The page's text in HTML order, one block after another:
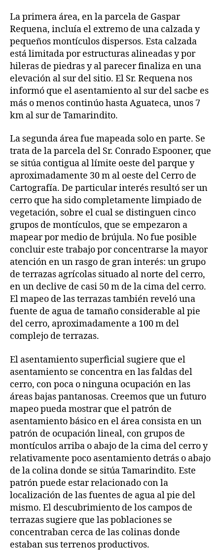
La primera área, en la parcela de Gaspar
Requena, incluía el extremo de una calzada y
pequeños montículos dispersos. Esta calzada
está limitada por estructuras alineadas y por
hileras de piedras y al parecer finaliza en una
elevación al sur del sitio. El Sr. Requena nos
informó que el asentamiento al sur del sacbe es
más o menos continúo hasta Aguateca, unos 7
km al sur de Tamarindito.
La segunda área fue mapeada solo en parte. Se
trata de la parcela del Sr. Conrado Espooner, que
se sitúa contigua al límite oeste del parque y
aproximadamente 30 m al oeste del Cerro de
Cartografía. De particular interés resultó ser un
cerro que ha sido completamente limpiado de
vegetación, sobre el cual se distinguen cinco
grupos de montículos, que se empezaron a
mapear por medio de brújula. No fue posible
concluir este trabajo por concentrarse la mayor
atención en un rasgo de gran interés: un grupo
de terrazas agrícolas situado al norte del cerro,
en un declive de casi 50 m de la cima del cerro.
El mapeo de las terrazas también reveló una
fuente de agua de tamaño considerable al pie
del cerro, aproximadamente a 100 m del
complejo de terrazas.
El asentamiento superficial sugiere que el
asentamiento se concentra en las faldas del
cerro, con poca o ninguna ocupación en las
áreas bajas pantanosas. Creemos que un futuro
mapeo pueda mostrar que el patrón de
asentamiento básico en el área consista en un
patrón de ocupación lineal, con grupos de
montículos arriba o abajo de la cima del cerro y
relativamente poco asentamiento detrás o abajo
de la colina donde se sitúa Tamarindito. Este
patrón puede estar relacionado con la
localización de las fuentes de agua al pie del
mismo. El descubrimiento de los campos de
terrazas sugiere que las poblaciones se
concentraban cerca de las colinas donde
estaban sus terrenos productivos.